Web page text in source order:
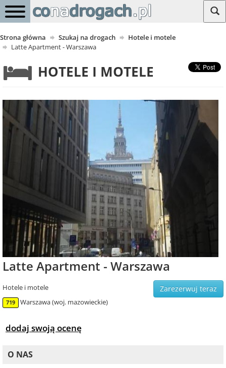
Strona główna Szukaj na drogach
Hotele i motele
Latte Apartment - Warszawa
HOTELE I MOTELE
Latte Apartment - Warszawa
Zarezerwuj teraz
Hotele i motele
719 Warszawa (woj. mazowieckie)
dodaj swoją ocenę
O NAS